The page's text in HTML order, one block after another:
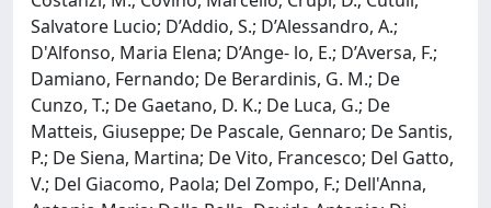
Salvatore Lucio; D’Addio, S.; D’Alessandro, A.;
D'Alfonso, Maria Elena; D’Ange- lo, E.; D’Aversa, F.;
Damiano, Fernando; De Berardinis, G. M.; De
Cunzo, T.; De Gaetano, D. K.; De Luca, G.; De
Matteis, Giuseppe; De Pascale, Gennaro; De Santis,
P.; De Siena, Martina; De Vito, Francesco; Del Gatto,
V.; Del Giacomo, Paola; Del Zompo, F.; Dell'Anna,